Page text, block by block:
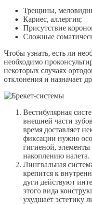
Трещины,
Кариес, аллергия;
Присутствие
Сложные
Чтобы узнать, есть ли
необходимо
некоторых случаях
отклонения и назначает
Вестибулярная
внешней части
время доставляет
фиксации нужно
гигиеной,
накоплению налета.
Лингвальная
крепится к
дуги действуют
этого вида
ухудшает эстетику